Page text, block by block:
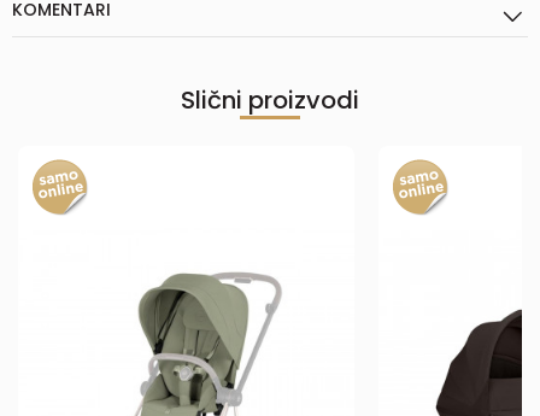
KOMENTARI
Slični proizvodi